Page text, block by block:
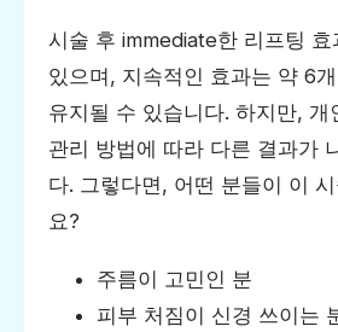
시술 후 immediate한 리프팅 효
있으며, 지속적인 효과는 약 6
유지될 수 있습니다. 하지만, 개
관리 방법에 따라 다른 결과가
다. 그렇다면, 어떤 분들이 이
요?
주름이 고민인 분
피부 처짐이 신경 쓰이는